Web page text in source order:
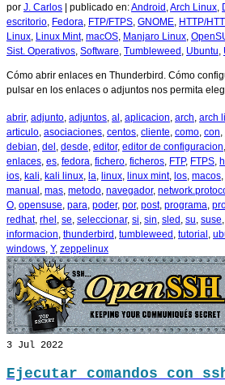
por J. Carlos | publicado en:Android Arch Linux
escritorio Fedora FTP/FTPS GNOME HTTP/
Linux Linux Mint, macOS Manjaro Linux
Sist. Operativos Software Tumbleweed Ubuntu
Cómo abrir enlaces en Thunderbird. Cómo
pulsar en los enlaces o adjuntos nos permita
abrir, adjunto adjuntos al aplicacion arch arch
articulo asociaciones centos cliente como con
debian del desde editor, editor de configuracion
enlaces es fedora fichero ficheros FTP, FTPS
ios kali kali linux la linux linux mint, los macos
manual mas metodo navegador,
O opensuse para poder, por, post, programa
redhat, rhel se seleccionar, si sin sled su suse
informacion thunderbird tumbleweed tutorial
windows Y, zeppelinux
3 Jul 2022
Ejecutar comandos con